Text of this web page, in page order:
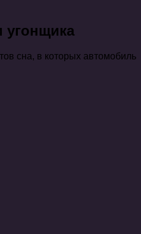
угонщика
сна, в которых автомобиль